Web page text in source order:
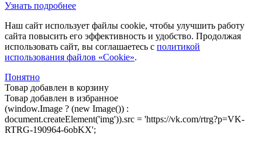
Узнать подробнее
Наш сайт использует файлы cookie, чтобы улучшить работу
сайта повысить его эффективность и удобство. Продолжая
использовать сайт, вы соглашаетесь с политикой
использования файлов «Cookie».
Понятно
Товар добавлен в корзину
Товар добавлен в избранное
(window.Image ? (new Image()) :
document.createElement('img')).src = 'https://vk.com/rtrg?p=VK-
RTRG-190964-6obKX';